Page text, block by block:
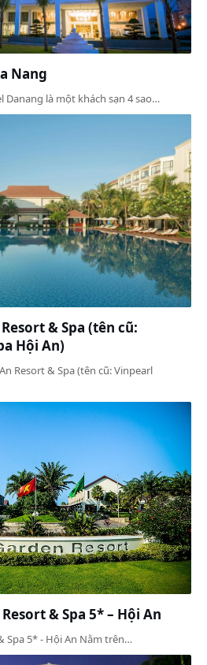
Nang
Danang là một khách sạn 4 sao…
& Spa (tên cũ:
Hội An)
Resort & Spa (tên cũ: Vinpearl
& Spa 5* – Hội An
Spa 5* - Hội An Nằm trên…